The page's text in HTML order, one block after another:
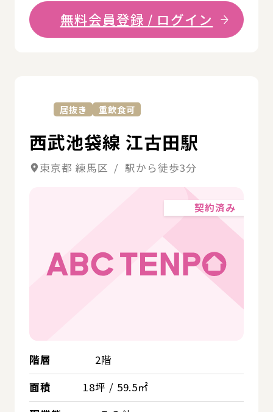
無料会員登録 / ログイン
居抜き 重飲食可
西武池袋線 江古田駅
東京都 練馬区 / 駅から徒歩3分
契約済み
階層
2階
面積
18坪 / 59.5㎡